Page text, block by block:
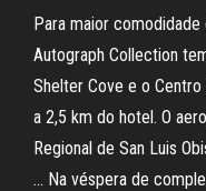
Para maior comodidade
Autograph Collection
Shelter Cove e o
a 2,5 km do hotel. O
Regional de San Luis
… Na véspera de